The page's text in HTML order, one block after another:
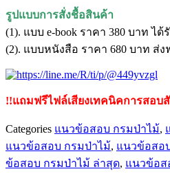
ป่า
ไม้
ชิ้น
รูปแบบการสั่งชื้อสินค้า
(1). แบบ e-book ราคา 380 บาท ไ
(2). แบบหนังสือ ราคา 680 บาท ส่ง
!!แถมฟรีไฟล์เสียงเทคนิคการสอ
Categories แนวข้อสอบ กรมป่าไม้,
แนวข้อสอบ กรมป่าไม้, แนวข้อสอ
ข้อสอบ กรมป่าไม้ ล่าสุด, แนวข้อส